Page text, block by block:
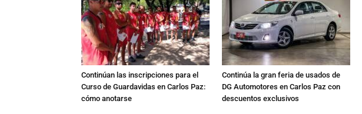
Continúan las inscripciones para el
Curso de Guardavidas en Carlos Paz:
cómo anotarse
Continúa la gran feria de usados de
DG Automotores en Carlos Paz con
descuentos exclusivos